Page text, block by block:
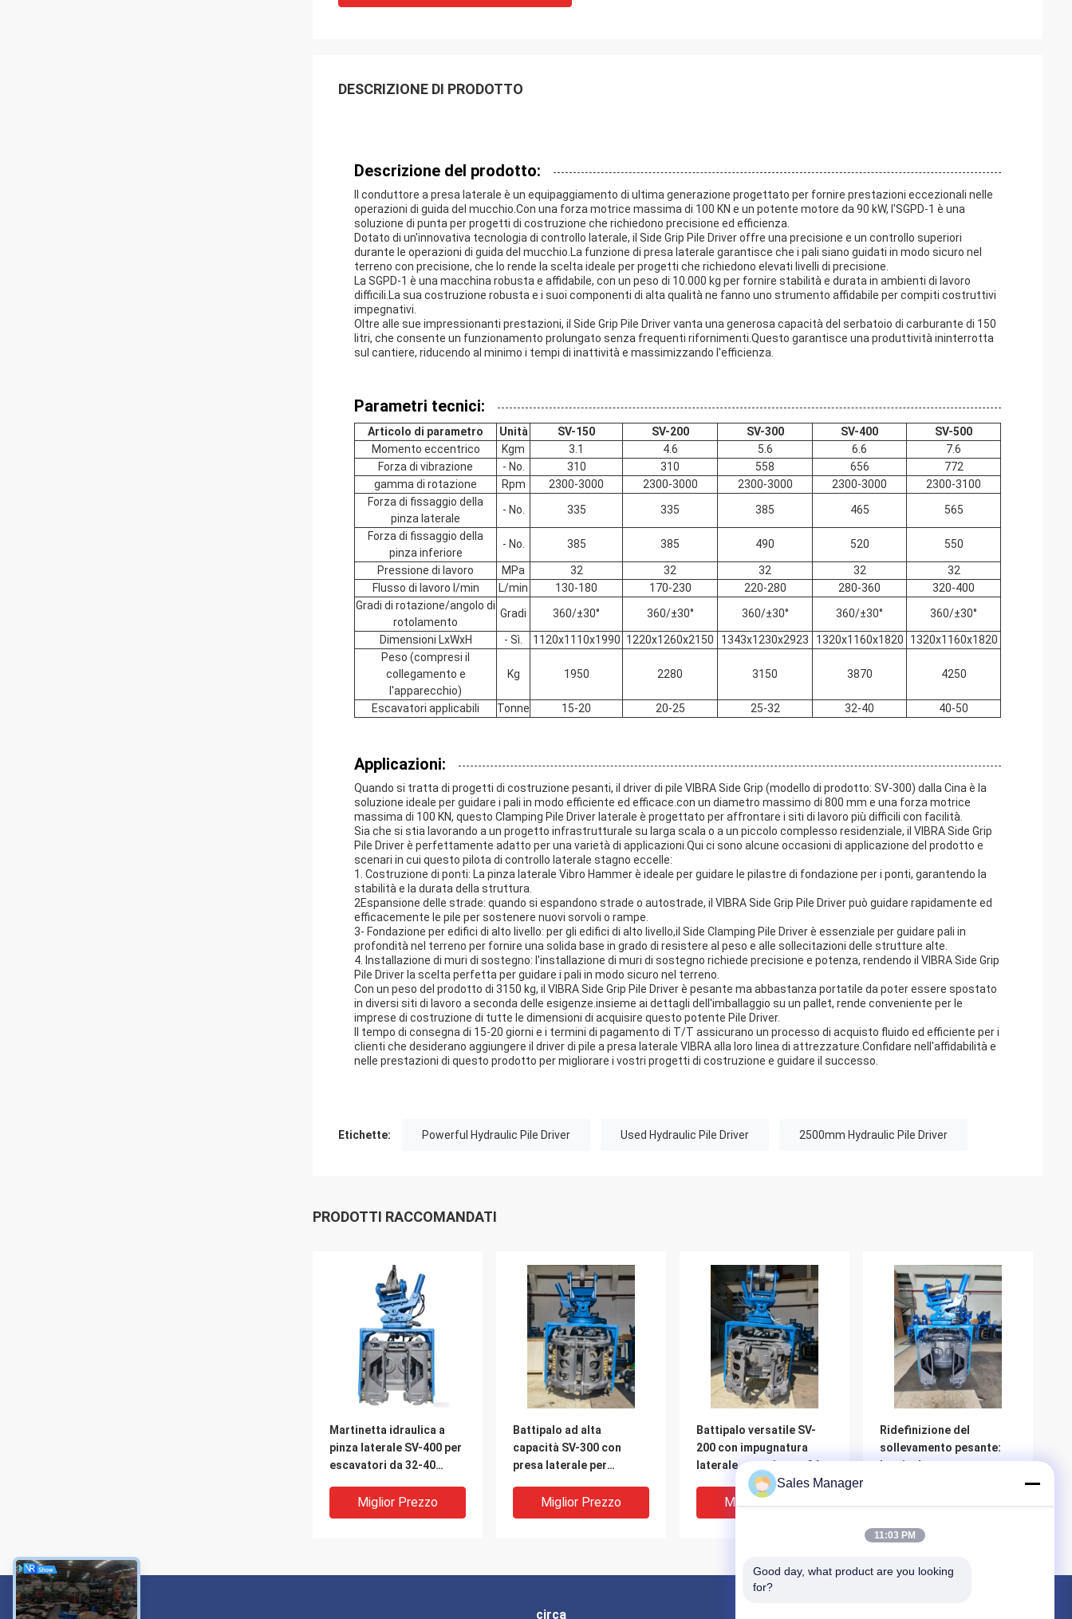
DESCRIZIONE DI PRODOTTO
Descrizione del prodotto:
Il conduttore a presa laterale è un equipaggiamento di ultima generazione progettato per fornire prestazioni eccezionali nelle
operazioni di guida del mucchio.Con una forza motrice massima di 100 KN e un potente motore da 90 kW, l'SGPD-1 è una
soluzione di punta per progetti di costruzione che richiedono precisione ed efficienza.
Dotato di un'innovativa tecnologia di controllo laterale, il Side Grip Pile Driver offre una precisione e un controllo superiori
durante le operazioni di guida del mucchio.La funzione di presa laterale garantisce che i pali siano guidati in modo sicuro nel
terreno con precisione, che lo rende la scelta ideale per progetti che richiedono elevati livelli di precisione.
La SGPD-1 è una macchina robusta e affidabile, con un peso di 10.000 kg per fornire stabilità e durata in ambienti di lavoro
difficili.La sua costruzione robusta e i suoi componenti di alta qualità ne fanno uno strumento affidabile per compiti costruttivi
impegnativi.
Oltre alle sue impressionanti prestazioni, il Side Grip Pile Driver vanta una generosa capacità del serbatoio di carburante di 150
litri, che consente un funzionamento prolungato senza frequenti rifornimenti.Questo garantisce una produttività ininterrotta
sul cantiere, riducendo al minimo i tempi di inattività e massimizzando l'efficienza.
Parametri tecnici:
Articolo di parametro Unità SV-150 SV-200 SV-300 SV-400
SV-500
Momento eccentrico
Kgm 3.1 4.6 5.6 6.6
7.6
Forza di vibrazione
- No. 310 310 558 656
772
gamma di rotazione
Rpm 2300-3000 2300-3000 2300-3000 2300-3000
2300-3100
Forza di fissaggio della
pinza laterale
- No. 335 335 385 465 565
Forza di fissaggio della
pinza inferiore
- No. 385 385 490 520 550
Pressione di lavoro MPa 32 32 32 32
32
Flusso di lavoro l/min
L/min 130-180 170-230 220-280 280-360
320-400
Gradi di rotazione/angolo di
rotolamento
Gradi 360/±30° 360/±30° 360/±30° 360/±30° 360/±30°
Dimensioni LxWxH - Sì. 1120x1110x1990 1220x1260x2150 1343x1230x2923 1320x1160x1820
1320x1160x1820
Peso (compresi il
collegamento e
l'apparecchio)
Kg 1950 2280 3150 3870 4250
Escavatori applicabili Tonne 15-20 20-25 25-32 32-40 40-50
Applicazioni:
Quando si tratta di progetti di costruzione pesanti, il driver di pile VIBRA Side Grip (modello di prodotto: SV-300) dalla Cina è la
soluzione ideale per guidare i pali in modo efficiente ed efficace.con un diametro massimo di 800 mm e una forza motrice
massima di 100 KN, questo Clamping Pile Driver laterale è progettato per affrontare i siti di lavoro più difficili con facilità.
Sia che si stia lavorando a un progetto infrastrutturale su larga scala o a un piccolo complesso residenziale, il VIBRA Side Grip
Pile Driver è perfettamente adatto per una varietà di applicazioni.Qui ci sono alcune occasioni di applicazione del prodotto e
scenari in cui questo pilota di controllo laterale stagno eccelle:
1. Costruzione di ponti: La pinza laterale Vibro Hammer è ideale per guidare le pilastre di fondazione per i ponti, garantendo la
stabilità e la durata della struttura.
2Espansione delle strade: quando si espandono strade o autostrade, il VIBRA Side Grip Pile Driver può guidare rapidamente ed
efficacemente le pile per sostenere nuovi sorvoli o rampe.
3- Fondazione per edifici di alto livello: per gli edifici di alto livello,il Side Clamping Pile Driver è essenziale per guidare pali in
profondità nel terreno per fornire una solida base in grado di resistere al peso e alle sollecitazioni delle strutture alte.
4. Installazione di muri di sostegno: l'installazione di muri di sostegno richiede precisione e potenza, rendendo il VIBRA Side Grip
Pile Driver la scelta perfetta per guidare i pali in modo sicuro nel terreno.
Con un peso del prodotto di 3150 kg, il VIBRA Side Grip Pile Driver è pesante ma abbastanza portatile da poter essere spostato
in diversi siti di lavoro a seconda delle esigenze.insieme ai dettagli dell'imballaggio su un pallet, rende conveniente per le
imprese di costruzione di tutte le dimensioni di acquisire questo potente Pile Driver.
Il tempo di consegna di 15-20 giorni e i termini di pagamento di T/T assicurano un processo di acquisto fluido ed efficiente per i
clienti che desiderano aggiungere il driver di pile a presa laterale VIBRA alla loro linea di attrezzature.Confidare nell'affidabilità e
nelle prestazioni di questo prodotto per migliorare i vostri progetti di costruzione e guidare il successo.
Etichette: Powerful Hydraulic Pile Driver Used Hydraulic Pile Driver 2500mm Hydraulic Pile Driver
PRODOTTI RACCOMANDATI
Martinetta idraulica a
pinza laterale SV-400 per
escavatori da 32-40
ampio intervallo di
frequenza
Miglior Prezzo
Battipalo ad alta
capacità SV-300 con
presa laterale per
tonnellate – Progettato
per tipi di pali versatili e
Miglior Prezzo
Battipalo versatile SV-
200 con impugnatura
laterale, rotazione a 360°
e inclinazione
bidirezionale –
Progettato per
Miglior Prezzo
Ridefinizione del
sollevamento pesante:
battipalo con presa
escavatori da 32–40 t
Miglior Prezzo
circa
Sales Manager
11:03 PM
Good day, what product are you looking
for?